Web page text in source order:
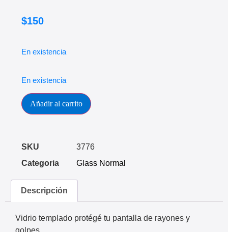
$150
En existencia
En existencia
Añadir al carrito
SKU
3776
Categoria
Glass Normal
Descripción
Vidrio templado protégé tu pantalla de rayones y
golpes